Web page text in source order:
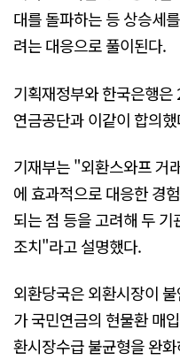
대를 돌파하는 등 상승세
려는 대응으로 풀이된다.
기획재정부와 한국은행
연금공단과 이같이 합의
기재부는 "외환스와프 거
에 효과적으로 대응한 경
되는 점 등을 고려해 두
조치"라고 설명했다.
외환당국은 외환시장이
가 국민연금의 현물환 매
환시장수급 불균형을 완